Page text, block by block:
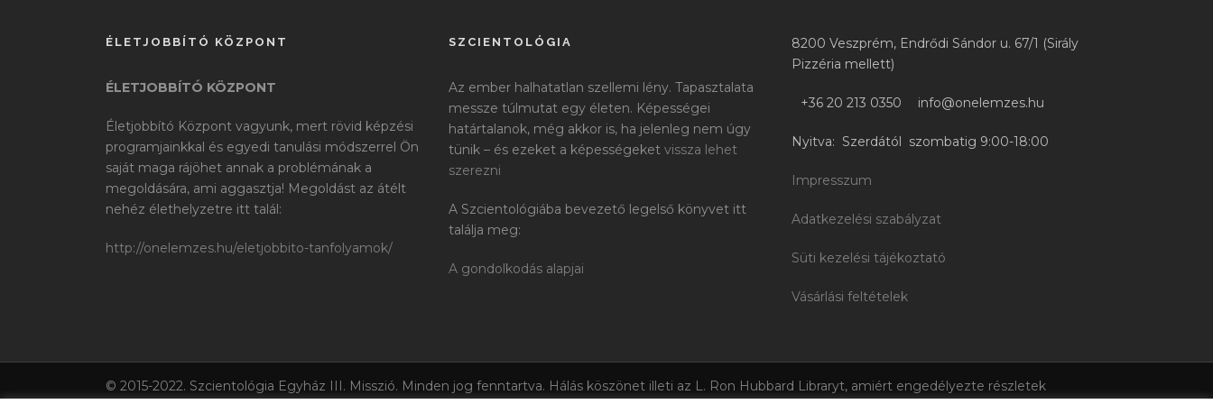
ÉLETJOBBÍTÓ KÖZPONT
ÉLETJOBBÍTÓ KÖZPONT
Életjobbító Központ vagyunk, mert rövid képzési
programjainkkal és egyedi tanulási módszerrel Ön
saját maga rájöhet annak a problémának a
megoldására, ami aggasztja! Megoldást az átélt
nehéz élethelyzetre itt talál:
http://onelemzes.hu/eletjobbito-tanfolyamok/
SZCIENTOLÓGIA
Az ember halhatatlan szellemi lény. Tapasztalata
messze túlmutat egy életen. Képességei
határtalanok, még akkor is, ha jelenleg nem úgy
tünik – és ezeket a képességeket vissza lehet
szerezni
A Szcientológiába bevezető legelső könyvet itt
találja meg:
A gondolkodás alapjai
8200 Veszprém, Endrődi Sándor u. 67/1 (Sirály
Pizzéria mellett)
+36 20 213 0350 info@onelemzes.hu
Nyitva: Szerdától szombatig 9:00-18:00
Impresszum
Adatkezelési szabályzat
Süti kezelési tájékoztató
Vásárlási feltételek
© 2015-2022. Szcientológia Egyház III. Misszió. Minden jog fenntartva. Hálás köszönet illeti az L. Ron Hubbard Libraryt, amiért engedélyezte részletek